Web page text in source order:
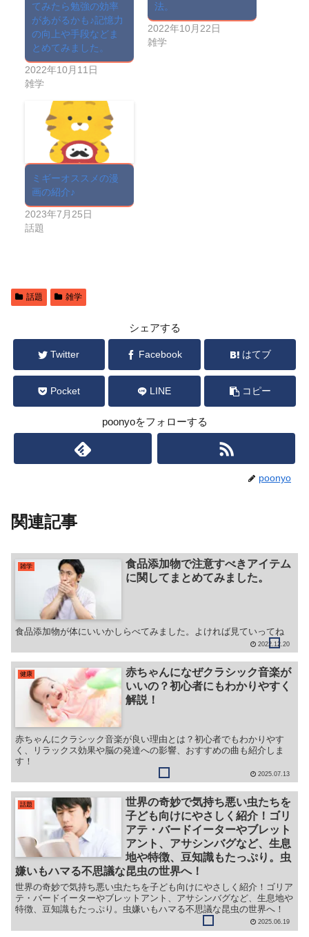
てみたら勉強の効率
があがるかも♪記憶力
の向上や手段などま
とめてみました。
2022年10月11日
雑学
法。
2022年10月22日
雑学
ミギーオススメの漫
画の紹介♪
2023年7月25日
話題
話題 雑学
シェアする
Twitter Facebook はてブ
Pocket LINE コピー
poonyoをフォローする
poonyo
関連記事
雑学
食品添加物で注意すべきアイテム
に関してまとめてみました。
食品添加物が体にいいかしらべてみました。よければ見ていってね
2022.12.20
健康
赤ちゃんになぜクラシック音楽が
いいの？初心者にもわかりやすく
解説！
赤ちゃんにクラシック音楽が良い理由とは？初心者でもわかりやす
く、リラックス効果や脳の発達への影響、おすすめの曲も紹介しま
す！
2025.07.13
話題
世界の奇妙で気持ち悪い虫たちを
子ども向けにやさしく紹介！ゴリ
アテ・バードイーターやブレット
アント、アサシンバグなど、生息
地や特徴、豆知識もたっぷり。虫
嫌いもハマる不思議な昆虫の世界へ！
世界の奇妙で気持ち悪い虫たちを子ども向けにやさしく紹介！ゴリア
テ・バードイーターやブレットアント、アサシンバグなど、生息地や
特徴、豆知識もたっぷり。虫嫌いもハマる不思議な昆虫の世界へ！
2025.06.19